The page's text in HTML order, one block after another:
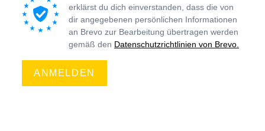
erklärst du dich einverstanden, dass die von
dir angegebenen persönlichen Informationen
an Brevo zur Bearbeitung übertragen werden
gemäß den Datenschutzrichtlinien von Brevo.
ANMELDEN